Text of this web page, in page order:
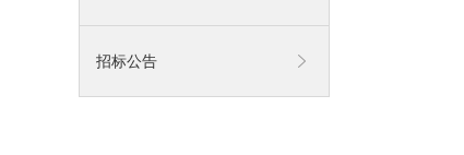
招标公告